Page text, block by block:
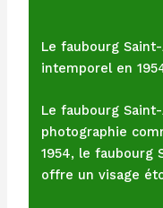
Le faubourg
intemporel en
Le faubourg
photographie
1954, le faubourg
offre un visage